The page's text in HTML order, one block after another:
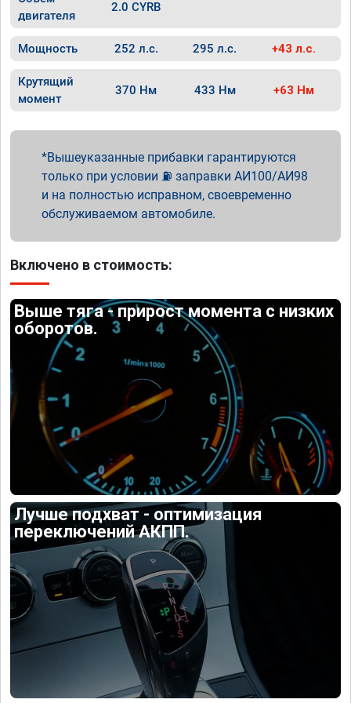
двигателя
2.0 CYRB
Мощность 252 л.с. 295 л.с. +43 л.с.
Крутящий
момент
370 Нм 433 Нм +63 Нм
Вышеуказанные прибавки гарантируются
только при условии ⛽ заправки АИ100/АИ98
и на полностью исправном, своевременно
обслуживаемом автомобиле.
Включено в стоимость:
Выше тяга - прирост момента с низких
оборотов.
Лучше подхват - оптимизация
переключений АКПП.